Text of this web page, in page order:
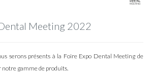
Meeting 2022
serons présents à la Foire Expo Dental Meeting de
gamme de produits.